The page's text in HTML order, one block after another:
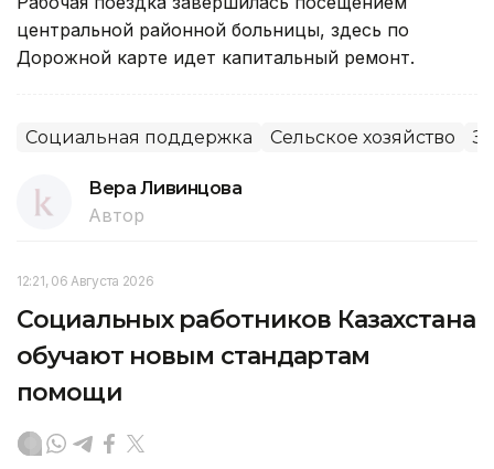
центральной районной больницы, здесь по
Дорожной карте идет капитальный ремонт.
Социальная поддержка Сельское хозяйство
Вера Ливинцова
Автор
12:21, 06 Августа 2026
Социальных работников Казахстана
обучают новым стандартам
помощи